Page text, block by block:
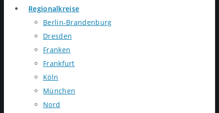
Regionalkreise
Berlin-Brandenburg
Dresden
Franken
Frankfurt
Köln
München
Nord